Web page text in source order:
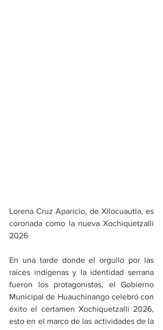
Lorena Cruz Aparicio, de Xilocuautla, es
coronada como la nueva Xochiquetzalli
2026
En una tarde donde el orgullo por las
raíces indígenas y la identidad serrana
fueron los protagonistas, el Gobierno
Municipal de Huauchinango celebró con
éxito el certamen Xochiquetzalli 2026,
esto en el marco de las actividades de la